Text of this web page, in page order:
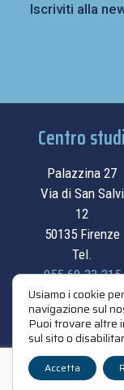
Iscriviti alla
Centro studi
Palazzina 27
Via di San Salvi
12
50135 Firenze
Tel.
055.69.33.315
contatti
Usiamo i cookie
navigazione sul
Puoi trovare altre
sul sito o
Accetta